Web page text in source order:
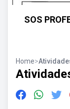
SOS
Home>